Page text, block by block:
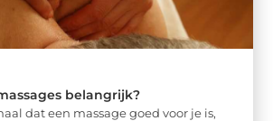
belangrijk?
dat een massage goed voor je is,